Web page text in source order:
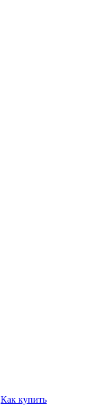
Как купить